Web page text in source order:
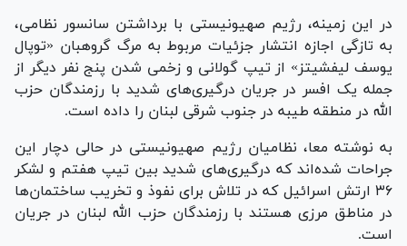
در این زمینه، رژیم صهیونیستی با برداشتن سانسور نظامی،
به تازگی اجازه انتشار جزئیات مربوط به مرگ گروهبان «توپال
یوسف لیفشیتز» از تیپ گولانی و زخمی شدن پنج نفر دیگر از
جمله یک افسر در جریان درگیری‌های شدید با رزمندگان حزب
الله در منطقه طیبه در جنوب شرقی لبنان را داده است.
به نوشته معا، نظامیان رژیم صهیونیستی در حالی دچار این
جراحات شده‌اند که درگیری‌های شدید بین تیپ هفتم و لشکر
۳۶ ارتش اسرائیل که در تلاش برای نفوذ و تخریب ساختمان‌ها
در مناطق مرزی هستند با رزمندگان حزب الله لبنان در جریان
است.